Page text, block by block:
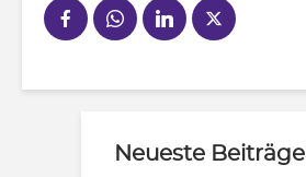
Neueste Beiträge